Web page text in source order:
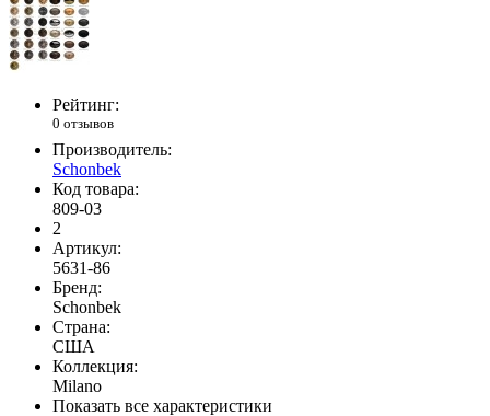
Рейтинг:
0 отзывов
Производитель:
Schonbek
Код товара:
809-03
2
Артикул:
5631-86
Бренд:
Schonbek
Страна:
США
Коллекция:
Milano
Показать все характеристики